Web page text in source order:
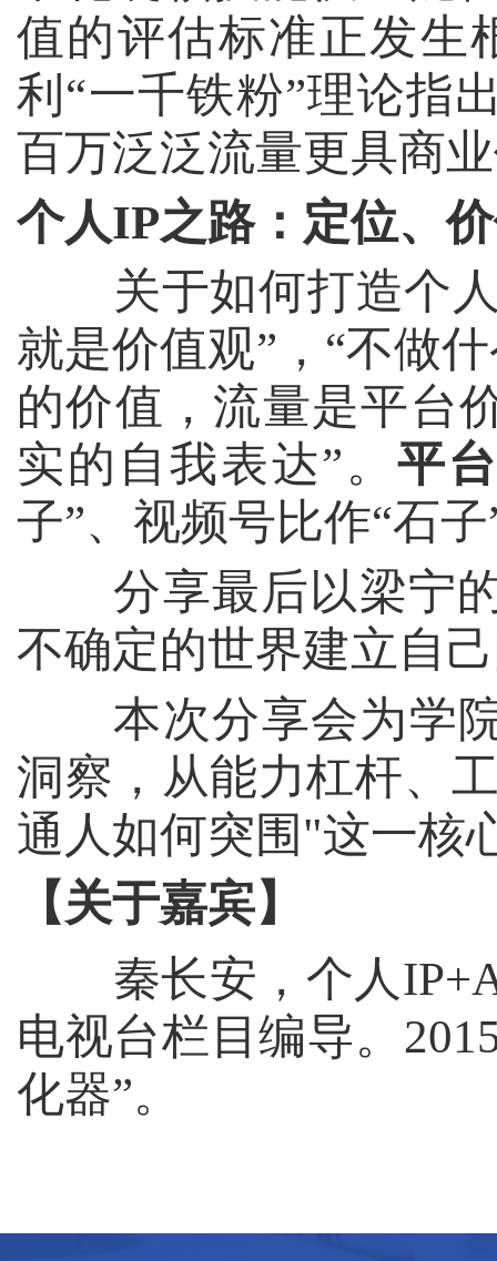
值的评估标准正发
利“一千铁粉”理论指
百万泛泛流量更具商
个人IP之路：定位、
关于如何打造个
就是价值观”，“不做
的价值，流量是平台
实的自我表达”。平
子”、视频号比作“石
分享最后以梁宁的
不确定的世界建立自
本次分享会为学院
洞察，从能力杠杆、
通人如何突围"这一核
【关于嘉宾】
秦长安，个人
电视台栏目编导。
化器”。